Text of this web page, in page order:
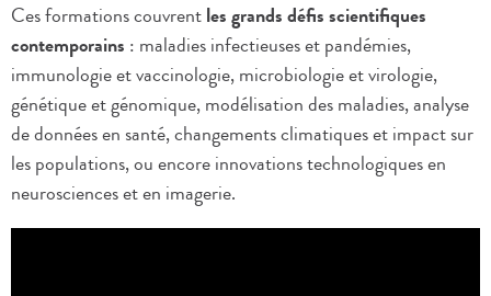
Ces formations couvrentles grands défis scientifiques
contemporains : maladies infectieuses et pandémies,
immunologie et vaccinologie, microbiologie et virologie,
génétique et génomique, modélisation des maladies, analyse
de données en santé, changements climatiques et impact sur
les populations, ou encore innovations technologiques en
neurosciences et en imagerie.